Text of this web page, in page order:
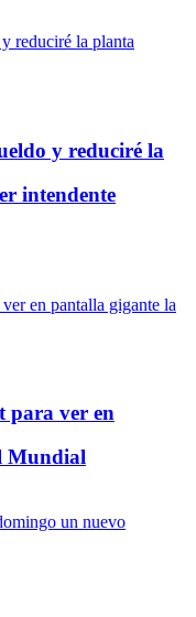
y reduciré la
intendente
para ver en
Mundial